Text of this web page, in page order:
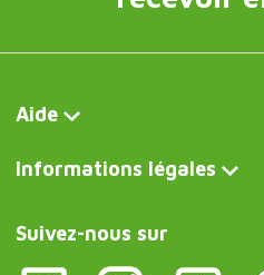
Aide
Informations légales
Suivez-nous sur